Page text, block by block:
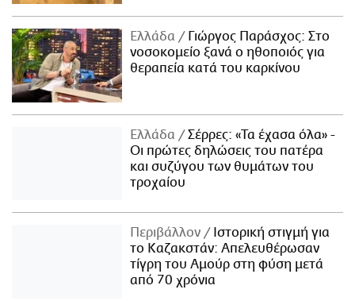
Ελλάδα
Γιώργος Παράσχος: Στο
νοσοκομείο ξανά ο ηθοποιός για
θεραπεία κατά του καρκίνου
Ελλάδα
Σέρρες: «Τα έχασα όλα» -
Οι πρώτες δηλώσεις του πατέρα
και συζύγου των θυμάτων του
τροχαίου
Περιβάλλον
Ιστορική στιγμή για
το Καζακστάν: Απελευθέρωσαν
τίγρη του Αμούρ στη φύση μετά
από 70 χρόνια